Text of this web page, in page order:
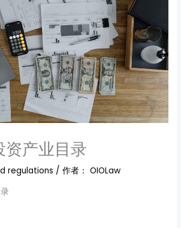
产业目录
regulations / 作者： OIOLaw